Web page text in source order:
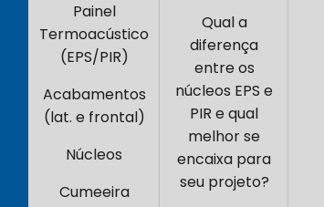
Painel
Termoacústico
(EPS/PIR)
Acabamentos
(lat. e frontal)
Núcleos
Cumeeira
Qual a
diferença
entre os
núcleos EPS e
PIR e qual
melhor se
encaixa para
seu projeto?